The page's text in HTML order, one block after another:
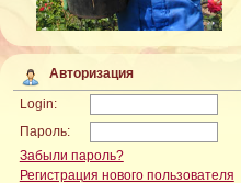
Авторизация
Login:
Пароль:
Забыли пароль?
Регистрация нового пользователя